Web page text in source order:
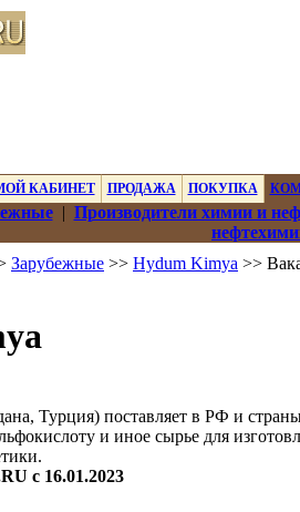
КАБИНЕТ ПРОДАЖА ПОКУПКА
| Производители химии и
Зарубежные >> Hydum Kimya >>
Турция) поставляет в РФ и
и иное сырье для
с 16.01.2023